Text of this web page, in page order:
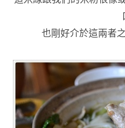
也剛好介於這兩者